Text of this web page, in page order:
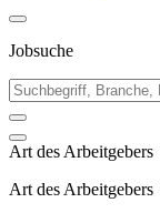
Jobsuche
Art des Arbeitgebers
Art des Arbeitgebers